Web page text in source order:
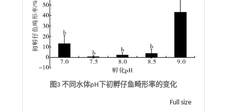
图3 不同水体pH下初孵仔鱼畸形率的变化
Full size